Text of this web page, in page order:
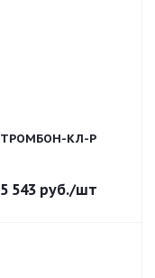
ТРОМБОН-КЛ-Р
5 543руб./шт